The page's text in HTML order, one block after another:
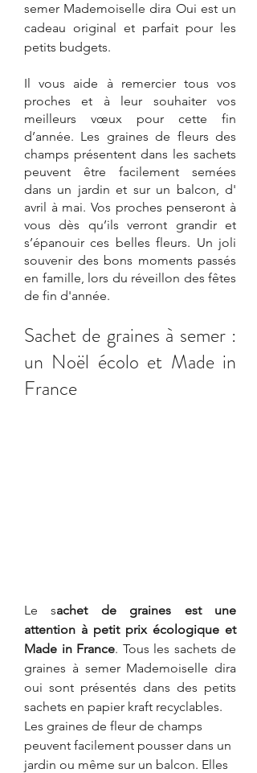
semer Mademoiselle dira Oui est un
cadeau original et parfait pour les
petits budgets.
Il vous aide à remercier tous vos
proches et à leur souhaiter vos
meilleurs vœux pour cette fin
d’année. Les graines de fleurs des
champs présentent dans les sachets
peuvent être facilement semées
dans un jardin et sur un balcon, d'
avril à mai. Vos proches penseront à
vous dès qu’ils verront grandir et
s’épanouir ces belles fleurs. Un joli
souvenir des bons moments passés
en famille, lors du réveillon des fêtes
de fin d'année.
Sachet de graines à semer :
un Noël écolo et Made in
France
Le sachet de graines est une
attention à petit prix écologique et
Made in France. Tous les sachets de
graines à semer Mademoiselle dira
oui sont présentés dans des petits
sachets en papier kraft recyclables.
Les graines de fleur de champs
peuvent facilement pousser dans un
jardin ou même sur un balcon. Elles